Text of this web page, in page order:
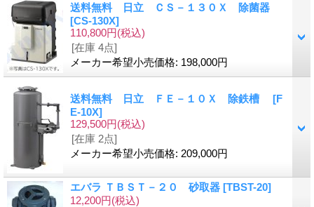
送料無料 日立 ＣＳ－１３０Ｘ 除菌器
[CS-130X]
110,800円(税込)
[在庫 4点]
メーカー希望小売価格: 198,000円
送料無料 日立 ＦＥ－１０Ｘ 除鉄槽 [F
E-10X]
129,500円(税込)
[在庫 2点]
メーカー希望小売価格: 209,000円
エバラ ＴＢＳＴ－２０ 砂取器 [TBST-20]
12,200円(税込)